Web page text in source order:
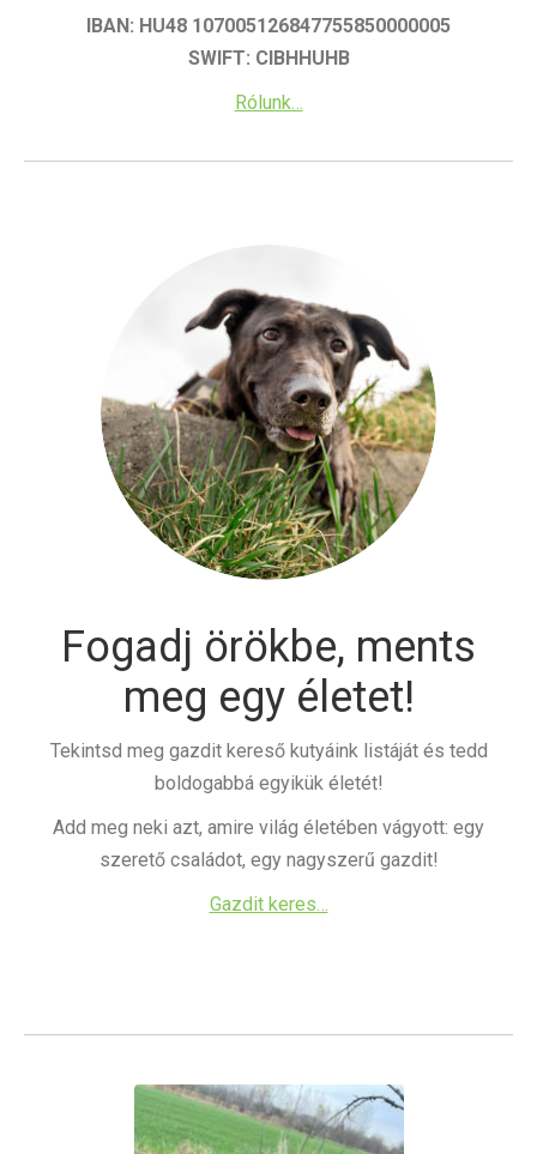
IBAN: HU48 107005126847755850000005
SWIFT: CIBHHUHB
Rólunk…
Fogadj örökbe, ments
meg egy életet!
Tekintsd meg gazdit kereső kutyáink listáját és tedd
boldogabbá egyikük életét!
Add meg neki azt, amire világ életében vágyott: egy
szerető családot, egy nagyszerű gazdit!
Gazdit keres…